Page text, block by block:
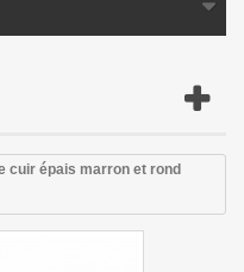
cuir épais marron et rond